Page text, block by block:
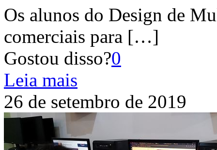
Os alunos do Design de
comerciais para […]
Gostou disso?0
Leia mais
26 de setembro de 2019